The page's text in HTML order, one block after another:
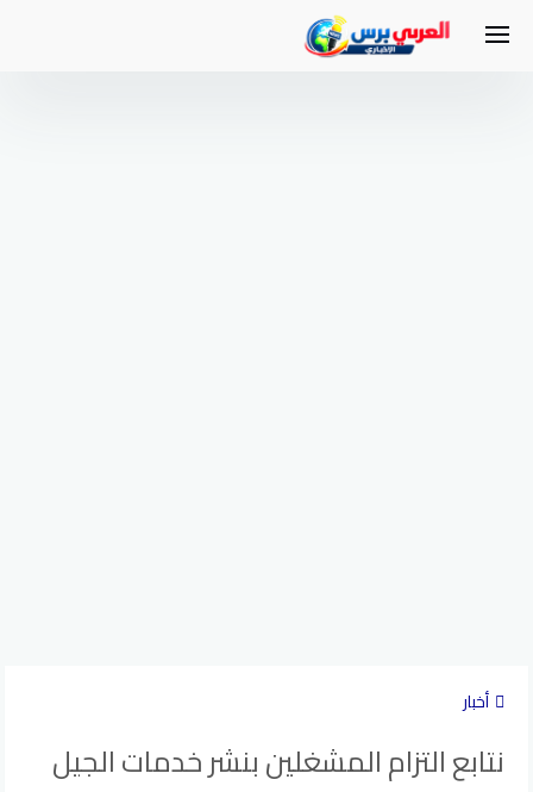
أخبار
نتابع التزام المشغلين بنشر خدمات الجيل